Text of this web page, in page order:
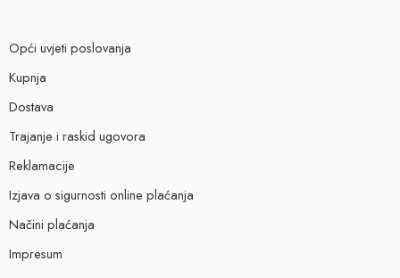
Opći uvjeti poslovanja
Kupnja
Dostava
Trajanje i raskid ugovora
Reklamacije
Izjava o sigurnosti online plaćanja
Načini plaćanja
Impresum